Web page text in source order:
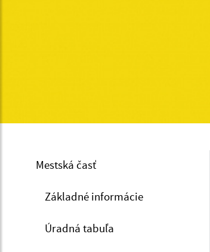
Mestská časť
Základné informácie
Úradná tabuľa